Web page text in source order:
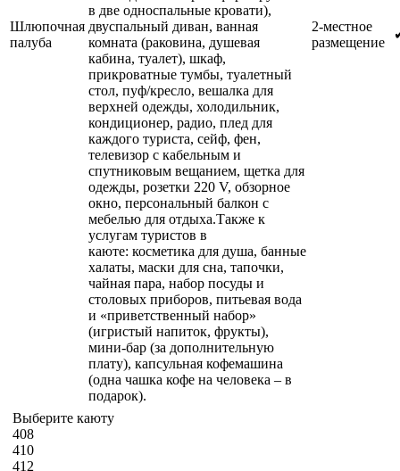
Шлюпочная
палуба
в две односпальные кровати),
двуспальный диван, ванная
комната (раковина, душевая
кабина, туалет), шкаф,
прикроватные тумбы, туалетный
стол, пуф/кресло, вешалка для
верхней одежды, холодильник,
кондиционер, радио, плед для
каждого туриста, сейф, фен,
телевизор с кабельным и
спутниковым вещанием, щетка для
одежды, розетки 220 V, обзорное
окно, персональный балкон с
мебелью для отдыха.Также к
услугам туристов в
каюте: косметика для душа, банные
халаты, маски для сна, тапочки,
чайная пара, набор посуды и
столовых приборов, питьевая вода
и «приветственный набор»
(игристый напиток, фрукты),
мини-бар (за дополнительную
плату), капсульная кофемашина
(одна чашка кофе на человека – в
подарок).
2-местное
размещение
Выберите каюту
408
410
412